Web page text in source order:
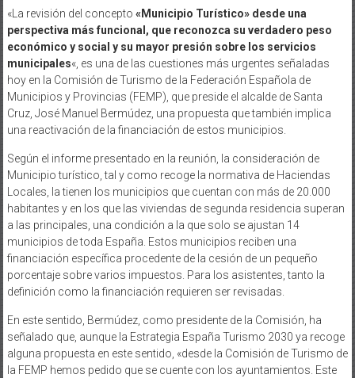
«La revisión del concepto «Municipio Turístico» desde una
perspectiva más funcional, que reconozca su verdadero peso
económico y social y su mayor presión sobre los servicios
municipales«, es una de las cuestiones más urgentes señaladas
hoy en la Comisión de Turismo de la Federación Española de
Municipios y Provincias (FEMP), que preside el alcalde de Santa
Cruz, José Manuel Bermúdez, una propuesta que también implica
una reactivación de la financiación de estos municipios.
Según el informe presentado en la reunión, la consideración de
Municipio turístico, tal y como recoge la normativa de Haciendas
Locales, la tienen los municipios que cuentan con más de 20.000
habitantes y en los que las viviendas de segunda residencia superan
a las principales, una condición a la que solo se ajustan 14
municipios de toda España. Estos municipios reciben una
financiación específica procedente de la cesión de un pequeño
porcentaje sobre varios impuestos. Para los asistentes, tanto la
definición como la financiación requieren ser revisadas.
En este sentido, Bermúdez, como presidente de la Comisión, ha
señalado que, aunque la Estrategia España Turismo 2030 ya recoge
alguna propuesta en este sentido, «desde la Comisión de Turismo de
la FEMP hemos pedido que se cuente con los ayuntamientos. Este